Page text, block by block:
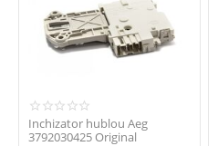
Inchizator hublou Aeg
3792030425 Original